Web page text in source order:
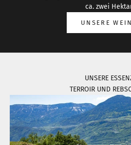
ca. zwei
UNSERE
UNSERE
TERROIR UND